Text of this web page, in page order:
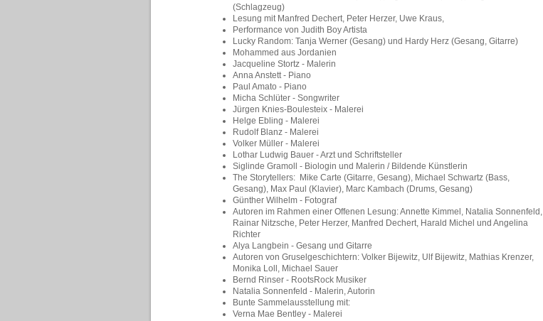
(Schlagzeug)
Lesung mit Manfred Dechert, Peter Herzer, Uwe Kraus,
Performance von Judith Boy Artista
Lucky Random: Tanja Werner (Gesang) und Hardy Herz (Gesang, Gitarre)
Mohammed aus Jordanien
Jacqueline Stortz - Malerin
Anna Anstett - Piano
Paul Amato - Piano
Micha Schlüter - Songwriter
Jürgen Knies-Boulesteix - Malerei
Helge Ebling - Malerei
Rudolf Blanz - Malerei
Volker Müller - Malerei
Lothar Ludwig Bauer - Arzt und Schriftsteller
Siglinde Gramoll - Biologin und Malerin / Bildende Künstlerin
The Storytellers: Mike Carte (Gitarre, Gesang), Michael Schwartz (Bass,
Gesang), Max Paul (Klavier), Marc Kambach (Drums, Gesang)
Günther Wilhelm - Fotograf
Autoren im Rahmen einer Offenen Lesung: Annette Kimmel, Natalia Sonnenfeld,
Rainar Nitzsche, Peter Herzer, Manfred Dechert, Harald Michel und Angelina
Richter
Alya Langbein - Gesang und Gitarre
Autoren von Gruselgeschichtern: Volker Bijewitz, Ulf Bijewitz, Mathias Krenzer,
Monika Loll, Michael Sauer
Bernd Rinser - RootsRock Musiker
Natalia Sonnenfeld - Malerin, Autorin
Bunte Sammelausstellung mit:
Verna Mae Bentley - Malerei